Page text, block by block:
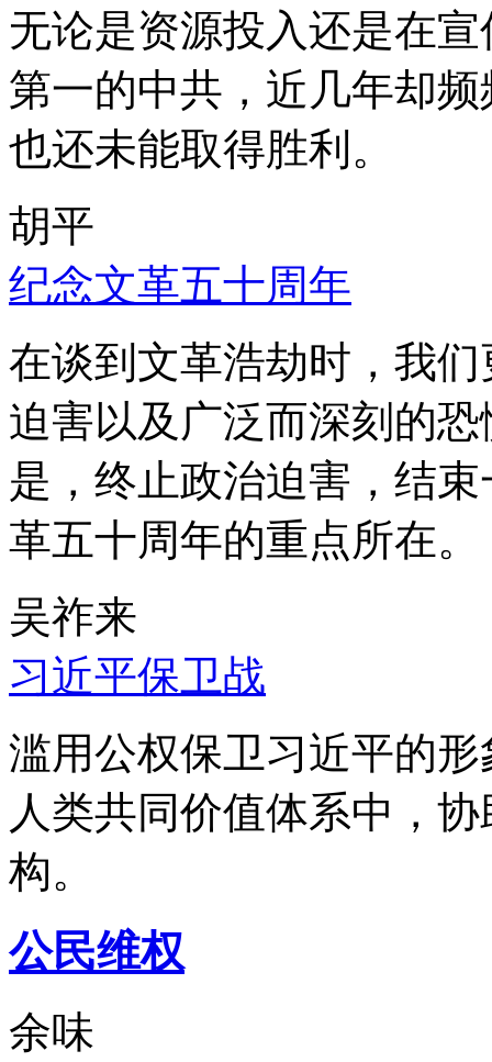
无论是资源投入还是在
第一的中共，近几年却
也还未能取得胜利。
胡平
纪念文革五十周年
在谈到文革浩劫时，我
迫害以及广泛而深刻的
是，终止政治迫害，结
革五十周年的重点所在。
吴祚来
习近平保卫战
滥用公权保卫习近平的
人类共同价值体系中，
构。
公民维权
余味